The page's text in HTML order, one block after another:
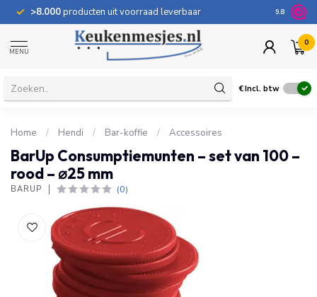
>8.000producten uit voorraad leverbaar 100
9.8
MENU
0
€Incl. btw
Home / Hendi / Bar-koffie / Accessoires
BarUp Consumptiemunten – set van 100 –
rood – ⌀25 mm
BARUP (0)